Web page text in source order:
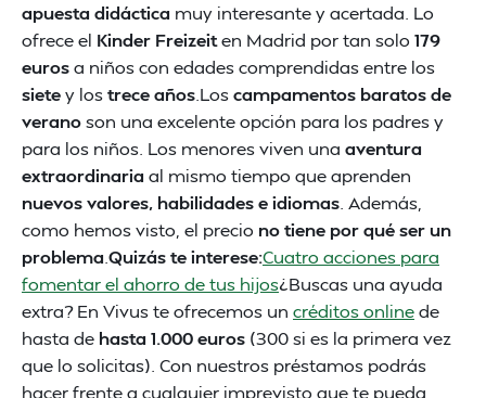
apuesta didáctica muy interesante y acertada. Lo
ofrece el Kinder Freizeiten Madrid por tan solo 179
eurosa niños con edades comprendidas entre los
sietey lostrece años .Loscampamentos baratos de
veranoson una excelente opción para los padres y
para los niños. Los menores viven una aventura
extraordinaria al mismo tiempo que aprenden
nuevos valores, habilidades e idiomas . Además,
como hemos visto, el precio no tiene por qué ser un
problema Quizás te interese:Cuatro acciones para
fomentar el ahorro de tus hijos¿Buscas una ayuda
extra? En Vivus te ofrecemos un créditos onlinede
hasta de hasta 1.000 euros (300 si es la primera vez
que lo solicitas). Con nuestros préstamos podrás
hacer frente a cualquier imprevisto que te pueda